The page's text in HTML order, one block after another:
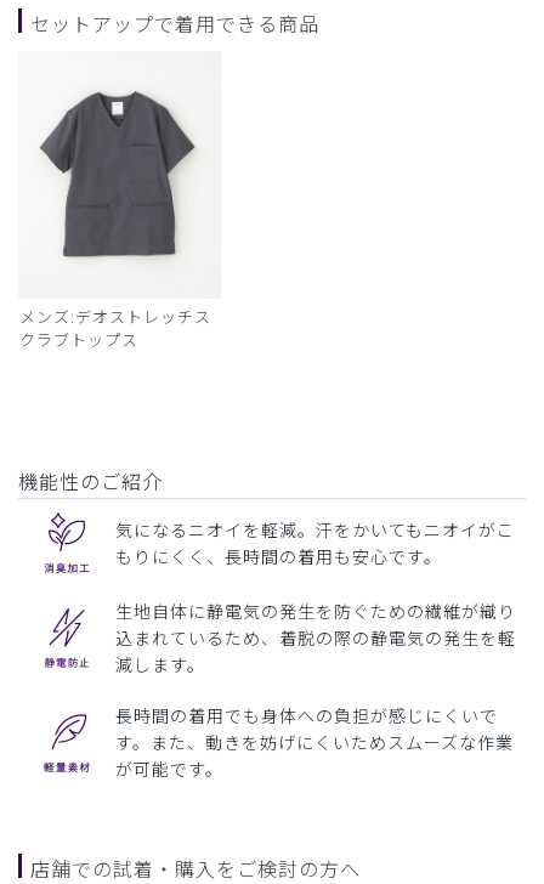
セットアップで着用できる商品
メンズ:デオストレッチス
クラブトップス
機能性のご紹介
気になるニオイを軽減。汗をかいてもニオイがこ
もりにくく、長時間の着用も安心です。
生地自体に静電気の発生を防ぐための繊維が織り
込まれているため、着脱の際の静電気の発生を軽
減します。
長時間の着用でも身体への負担が感じにくいで
す。また、動きを妨げにくいためスムーズな作業
が可能です。
店舗での試着・購入をご検討の方へ